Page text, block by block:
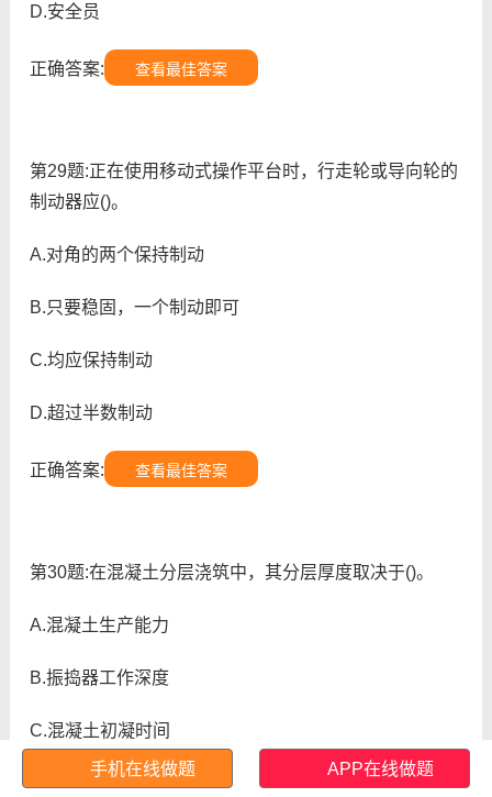
D.安全员
正确答案: 查看最佳答案
第29题:正在使用移动式操作平台时，行走轮或导向轮的
制动器应()。
A.对角的两个保持制动
B.只要稳固，一个制动即可
C.均应保持制动
D.超过半数制动
正确答案: 查看最佳答案
第30题:在混凝土分层浇筑中，其分层厚度取决于()。
A.混凝土生产能力
B.振捣器工作深度
C.混凝土初凝时间
D.混凝土的强度
手机在线做题 APP在线做题